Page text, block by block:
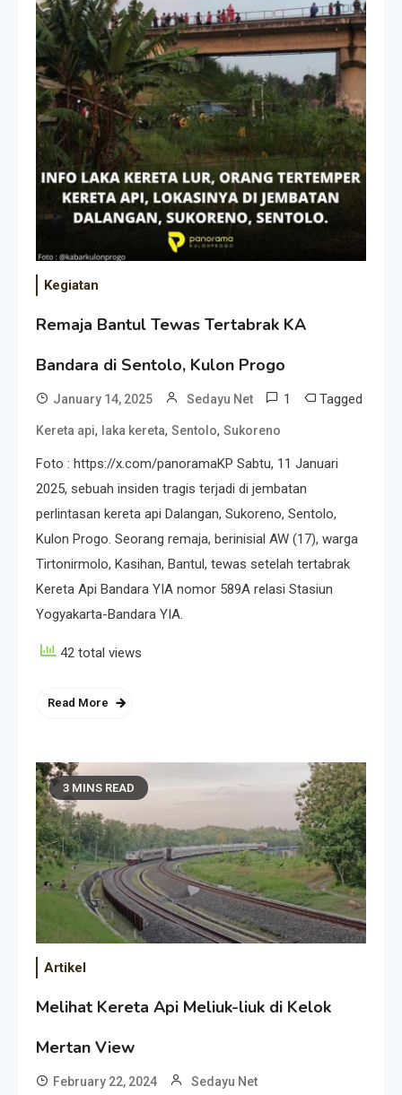
Kegiatan
Remaja Bantul Tewas Tertabrak KA
Bandara di Sentolo, Kulon Progo
January 14, 2025 Sedayu Net 1 Tagged
Kereta api, laka kereta, Sentolo, Sukoreno
Foto : https://x.com/panoramaKP Sabtu, 11 Januari
2025, sebuah insiden tragis terjadi di jembatan
perlintasan kereta api Dalangan, Sukoreno, Sentolo,
Kulon Progo. Seorang remaja, berinisial AW (17), warga
Tirtonirmolo, Kasihan, Bantul, tewas setelah tertabrak
Kereta Api Bandara YIA nomor 589A relasi Stasiun
Yogyakarta-Bandara YIA.
42 total views
Read More
3 MINS READ
Artikel
Melihat Kereta Api Meliuk-liuk di Kelok
Mertan View
February 22, 2024 Sedayu Net